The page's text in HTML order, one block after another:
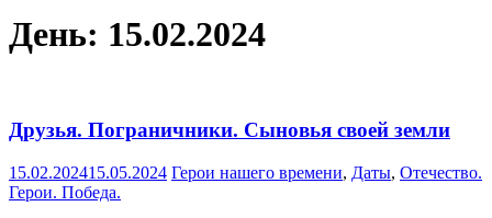
День: 15.02.2024
Друзья. Пограничники. Сыновья своей земли
15.02.202415.05.2024 Герои нашего времени, Даты, Отечество.
Герои. Победа.